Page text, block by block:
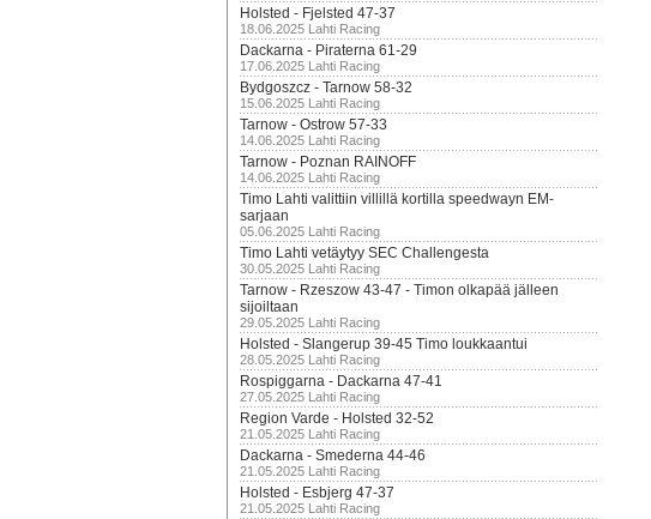
Holsted - Fjelsted 47-37
18.06.2025 Lahti Racing
Dackarna - Piraterna 61-29
17.06.2025 Lahti Racing
Bydgoszcz - Tarnow 58-32
15.06.2025 Lahti Racing
Tarnow - Ostrow 57-33
14.06.2025 Lahti Racing
Tarnow - Poznan RAINOFF
14.06.2025 Lahti Racing
Timo Lahti valittiin villillä kortilla speedwayn EM-
sarjaan
05.06.2025 Lahti Racing
Timo Lahti vetäytyy SEC Challengesta
30.05.2025 Lahti Racing
Tarnow - Rzeszow 43-47 - Timon olkapää jälleen
sijoiltaan
29.05.2025 Lahti Racing
Holsted - Slangerup 39-45 Timo loukkaantui
28.05.2025 Lahti Racing
Rospiggarna - Dackarna 47-41
27.05.2025 Lahti Racing
Region Varde - Holsted 32-52
21.05.2025 Lahti Racing
Dackarna - Smederna 44-46
21.05.2025 Lahti Racing
Holsted - Esbjerg 47-37
21.05.2025 Lahti Racing